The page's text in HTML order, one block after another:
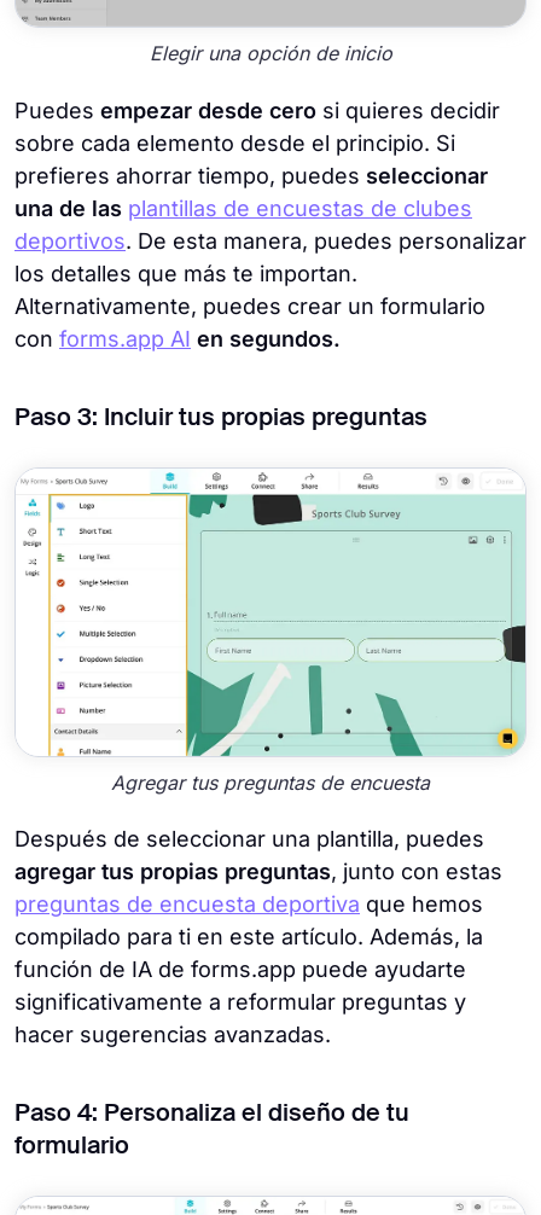
Elegir una opción de inicio
Puedes empezar desde cero si quieres decidir
sobre cada elemento desde el principio. Si
prefieres ahorrar tiempo, puedes seleccionar
una de las plantillas de encuestas de clubes
deportivos. De esta manera, puedes personalizar
los detalles que más te importan.
Alternativamente, puedes crear un formulario
con forms.app AI en segundos.
Paso 3: Incluir tus propias preguntas
Agregar tus preguntas de encuesta
Después de seleccionar una plantilla, puedes
agregar tus propias preguntas, junto con estas
preguntas de encuesta deportiva que hemos
compilado para ti en este artículo. Además, la
función de IA de forms.app puede ayudarte
significativamente a reformular preguntas y
hacer sugerencias avanzadas.
Paso 4: Personaliza el diseño de tu
formulario